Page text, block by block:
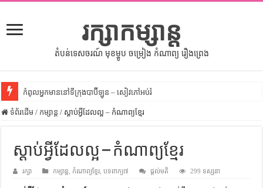
រក្សាកម្សាន្ត
តំបន់ទេសចរណ៍ មុខម្ហូប ចម្រៀង កំណាព្យ រឿងព្រេង
កំពូលអ្នកមាននៅទីក្រុងបាប៊ីឡូន – សៀវភៅអប់រំ
សីលធម៌នៅក្នុងសង្គមខ្មែរ – សៀវភៅចំណេះដឹងទូទៅ
ទំលៀមទម្លាប់ប្រពៃណីជនជាតិចិន – សៀវភៅចំណេះដឹងទូទៅ
ដើមកំណើតអង្គរ – សៀវភៅចំណេះដឹងទូទៅ
ទំព័រដើម / កម្សាន្ត / ស្តាប់អ្វីដែលល្អ – កំណាព្យខ្មែរ
ស្តាប់អ្វីដែលល្អ – កំណាព្យខ្មែរ
រក្សា កម្សាន្ត កំណាព្យខ្មែរ ,បទពាក្យ៧ ផ្តល់មតិ 299 ទស្សនា